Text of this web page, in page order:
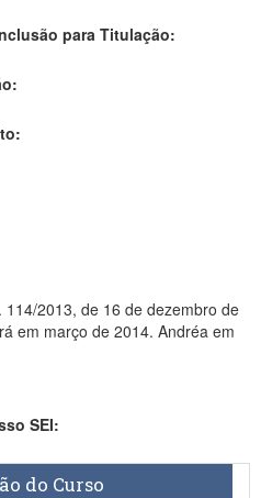
para Titulação:
2013, de 16 de dezembro de
em
SEI:
do Curso